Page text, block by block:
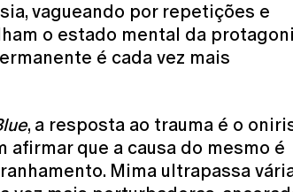
vagueando por repetições e
o estado mental da
é cada vez mais
, a resposta ao trauma é o
afirmar que a causa do mesmo é
Mima ultrapassa